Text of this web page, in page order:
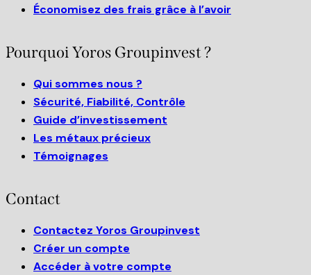
Économisez des frais grâce à l’avoir
Pourquoi Yoros Groupinvest ?
Qui sommes nous ?
Sécurité, Fiabilité, Contrôle
Guide d’investissement
Les métaux précieux
Témoignages
Contact
Contactez Yoros Groupinvest
Créer un compte
Accéder à votre compte